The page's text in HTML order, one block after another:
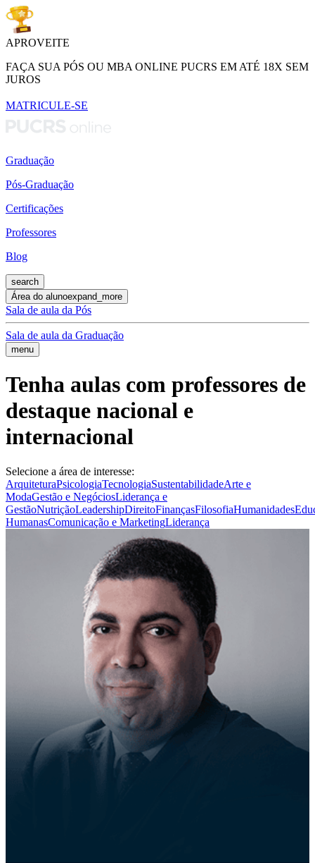
APROVEITE
FAÇA SUA PÓS OU MBA ONLINE PUCRS EM ATÉ 18X SEM
JUROS
MATRICULE-SE
Graduação
Pós-Graduação
Certificações
Professores
Blog
search
Área do alunoexpand_more
Sala de aula da Pós
Sala de aula da Graduação
menu
Tenha aulas com professores de
destaque nacional e
internacional
Selecione a área de interesse:
ArquiteturaPsicologiaTecnologiaSustentabilidadeArte e
ModaGestão e NegóciosLiderança e
GestãoNutriçãoLeadershipDireitoFinançasFilosofiaHumanidades
HumanasComunicação e MarketingLiderança